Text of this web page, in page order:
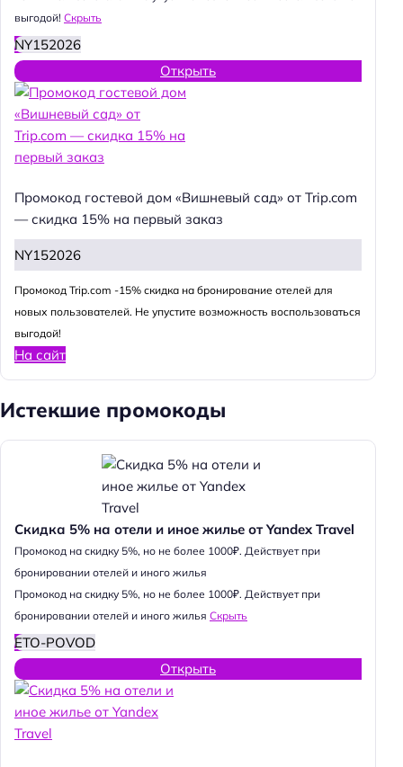
выгодой! Скрыть
NY152026
Открыть
Промокод гостевой дом «Вишневый сад» от Trip.com
— скидка 15% на первый заказ
NY152026
Промокод Trip.com -15% скидка на бронирование отелей для
новых пользователей. Не упустите возможность воспользоваться
выгодой!
На сайт
Истекшие промокоды
Скидка 5% на отели и иное жилье от Yandex Travel
Промокод на скидку 5%, но не более 1000₽. Действует при
бронировании отелей и иного жилья
Промокод на скидку 5%, но не более 1000₽. Действует при
бронировании отелей и иного жилья Скрыть
ETO-POVOD
Открыть